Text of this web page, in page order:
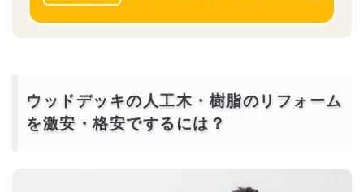
ウッドデッキの人工木・樹脂のリフォーム
を激安・格安でするには？